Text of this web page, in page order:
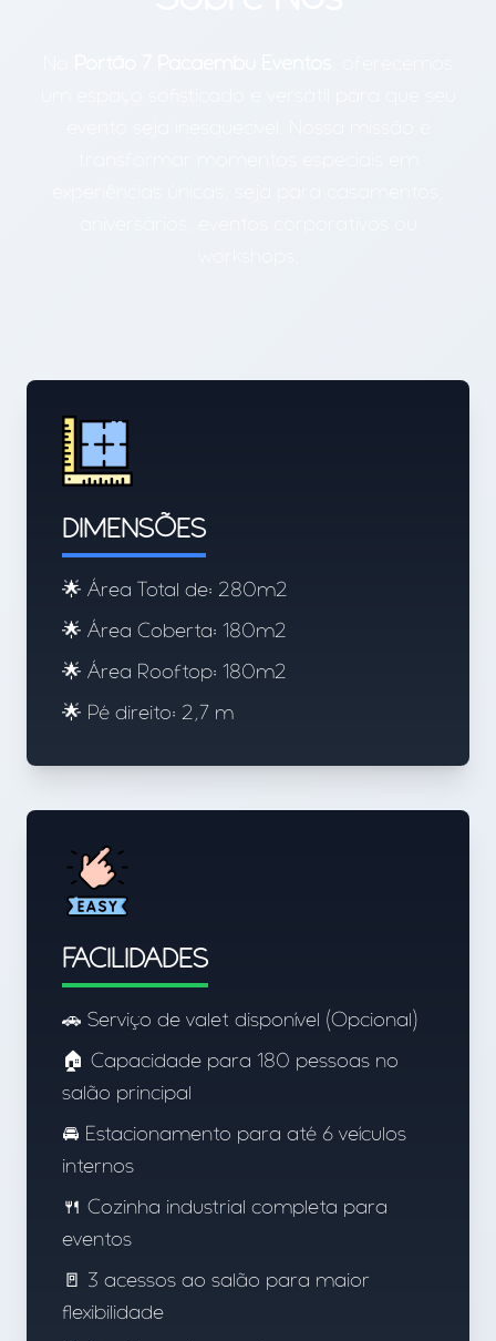
DIMENSÕES
🌟 Área Total de: 280m2
🌟 Área Coberta: 180m2
🌟 Área Rooftop: 180m2
🌟 Pé direito: 2,7 m
FACILIDADES
🚗 Serviço de valet disponível (Opcional)
🏠 Capacidade para 180 pessoas no
salão principal
🚘 Estacionamento para até 6 veículos
internos
🍴 Cozinha industrial completa para
eventos
🚪 3 acessos ao salão para maior
flexibilidade